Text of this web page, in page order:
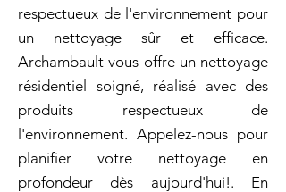
respectueux de l'environnement pour
un nettoyage sûr et efficace.
Archambault vous offre un nettoyage
résidentiel soigné, réalisé avec des
produits respectueux de
l'environnement. Appelez-nous pour
planifier votre nettoyage en
profondeur dès aujourd'hui!. En